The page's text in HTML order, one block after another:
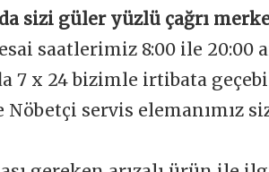
sizi güler yüzlü çağrı
saatlerimiz 8:00 ile 20:00
7 x 24 bizimle irtibata
Nöbetçi servis elemanımız